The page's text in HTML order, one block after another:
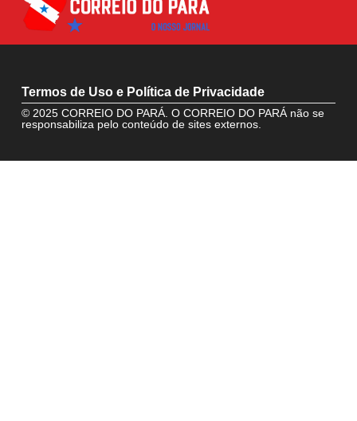
Termos de Uso e Política de Privacidade
© 2025 CORREIO DO PARÁ. O CORREIO DO PARÁ não se
responsabiliza pelo conteúdo de sites externos.